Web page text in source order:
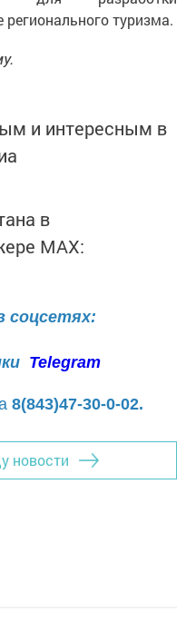
туризма.
и интересным в
в
MАХ:
соцсетях:
Telegram
8(843)47-30-0-02.
новости